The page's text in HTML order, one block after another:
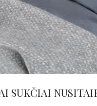
SUKČIAI